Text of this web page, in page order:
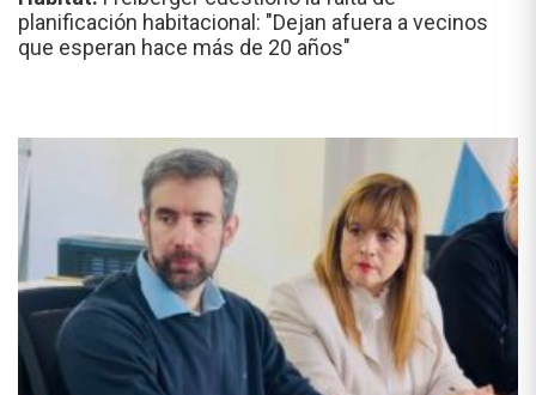
planificación habitacional: "Dejan afuera a vecinos
que esperan hace más de 20 años"